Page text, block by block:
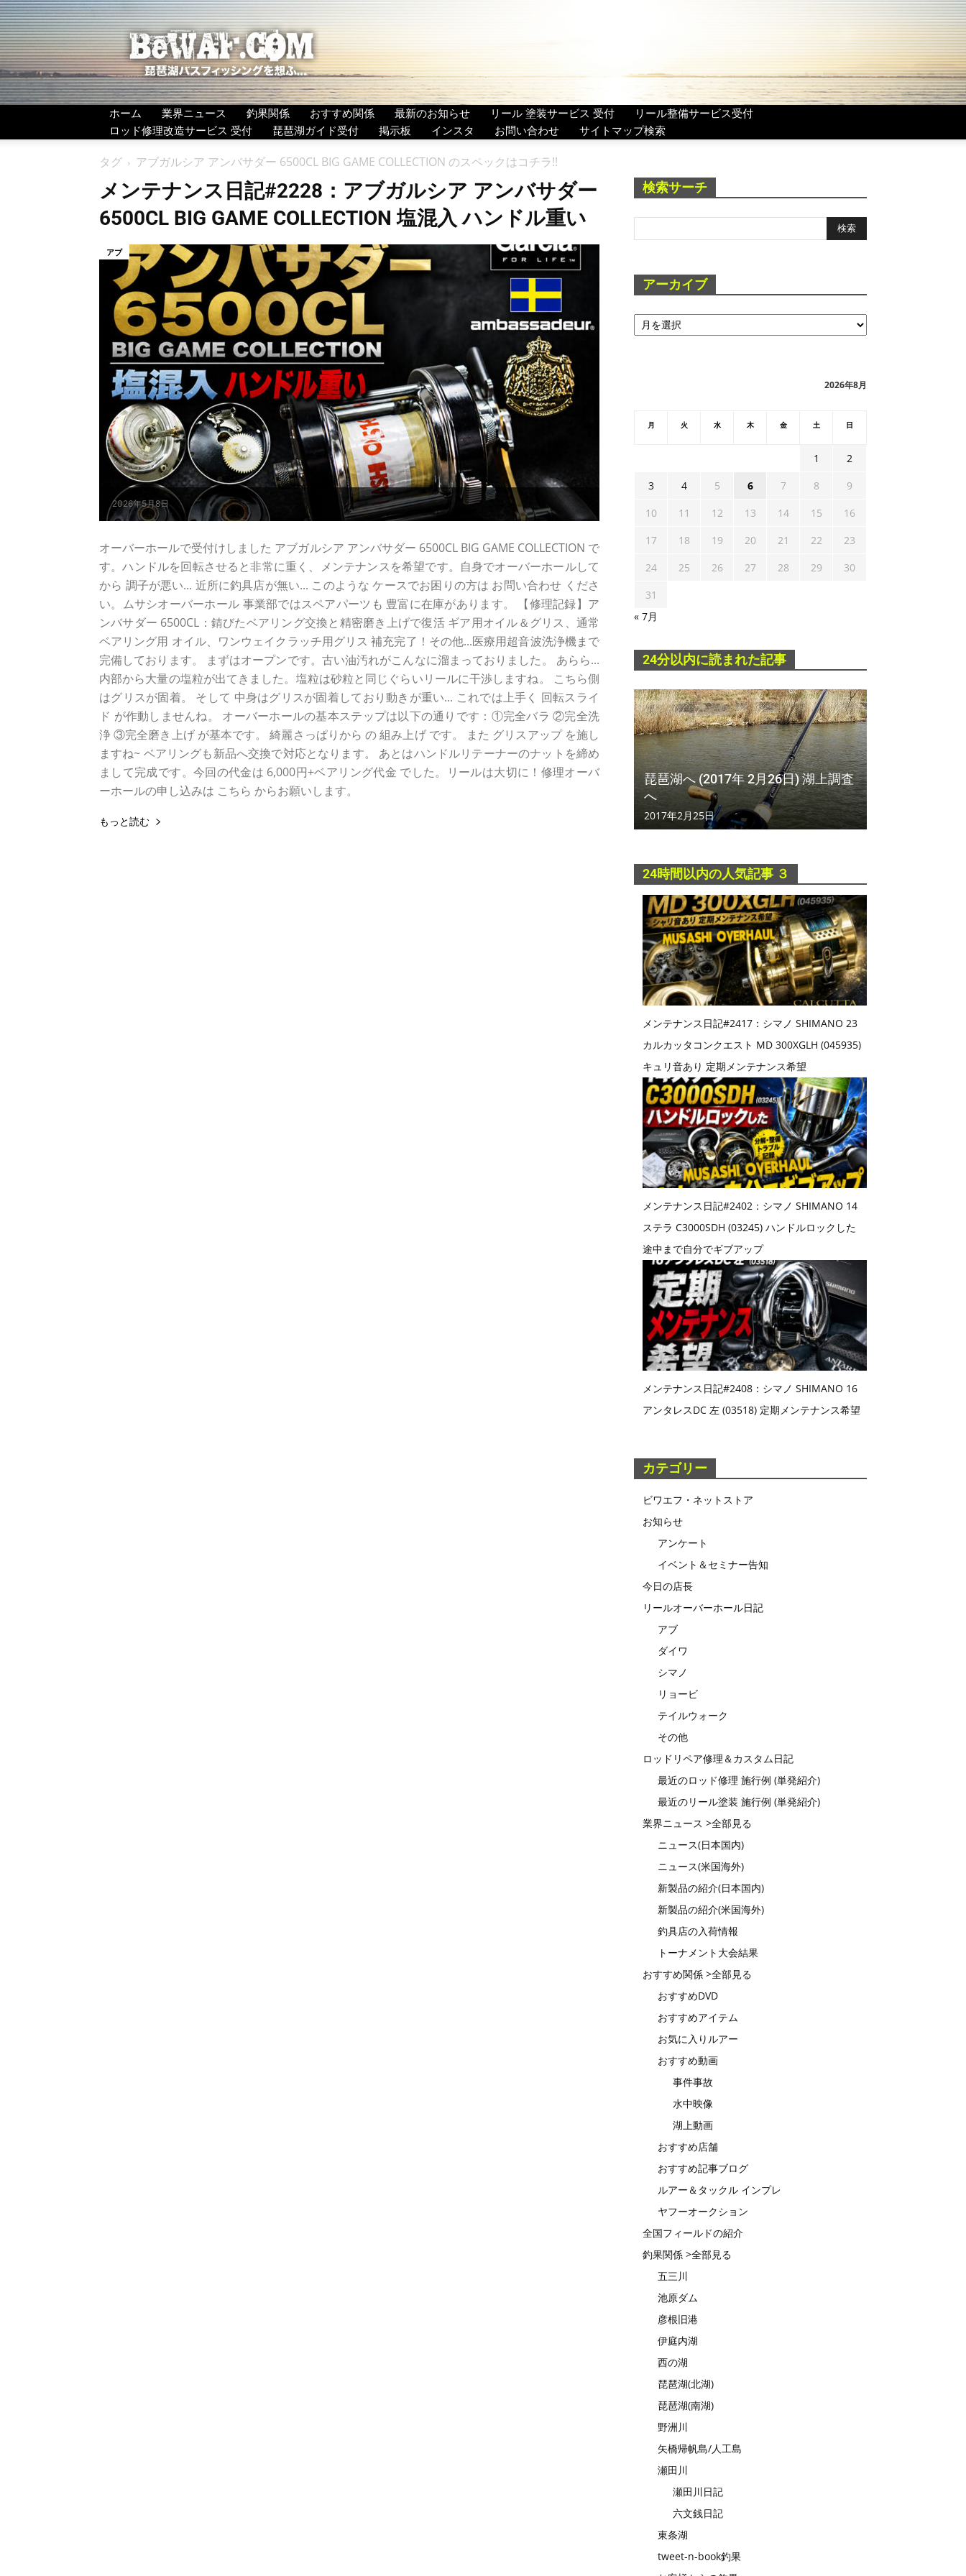
BeWAF
(ビ
ワ
エ
フ）
ホーム 業界ニュース 釣果関係 おすすめ関係 最新のお知らせ リール 塗装サービス 受付
リール整備サービス受付
ロッド修理改造サービス 受付
琵琶湖ガイド受付 掲示板 インスタ お問い合わせ サイトマップ検索
タグ アブガルシア アンバサダー 6500CL BIG GAME COLLECTION のスペックはコチラ!!
メンテナンス日記#2228：アブガルシア アンバサダー
6500CL BIG GAME COLLECTION 塩混入 ハンドル重い
2026年5月8日
アブ
オーバーホールで受付けしました アブガルシア アンバサダー 6500CL BIG GAME COLLECTION で
す。ハンドルを回転させると非常に重く、メンテナンスを希望です。自身でオーバーホールして
から 調子が悪い... 近所に釣具店が無い... このような ケースでお困りの方は お問い合わせ くださ
い。ムサシオーバーホール 事業部ではスペアパーツも 豊富に在庫があります。 【修理記録】ア
ンバサダー 6500CL：錆びたベアリング交換と精密磨き上げで復活 ギア用オイル＆グリス、通常
ベアリング用 オイル、ワンウェイクラッチ用グリス 補充完了！その他...医療用超音波洗浄機まで
完備しております。 まずはオープンです。古い油汚れがこんなに溜まっておりました。 あらら...
内部から大量の塩粒が出てきました。塩粒は砂粒と同じぐらいリールに干渉しますね。 こちら側
はグリスが固着。 そして 中身はグリスが固着しており動きが重い... これでは上手く 回転スライ
ド が作動しませんね。 オーバーホールの基本ステップは以下の通りです：①完全バラ ②完全洗
浄 ③完全磨き上げ が基本です。 綺麗さっぱりから の 組み上げ です。 また グリスアップ を施し
ますね~ ベアリングも新品へ交換で対応となります。 あとはハンドルリテーナーのナットを締め
まして完成です。今回の代金は 6,000円+ベアリング代金 でした。リールは大切に！修理オーバ
ーホールの申し込みは こちら からお願いします。
もっと読む
検索サーチ
アーカイブ
ア
ー
2026年8月
月 火 水 木 金 土 日
1
2
3
4 5 6 7 8
9
10
11 12 13 14 15
16
17
18 19 20 21 22
23
24
25 26 27 28 29
30
31
« 7月
24分以内に読まれた記事
琵琶湖へ (2017年 2月26日) 湖上調査
へ
2017年2月25日
24時間以内の人気記事 ３
メンテナンス日記#2417：シマノ SHIMANO 23
カルカッタコンクエスト MD 300XGLH (045935)
キュリ音あり 定期メンテナンス希望
メンテナンス日記#2402：シマノ SHIMANO 14
ステラ C3000SDH (03245) ハンドルロックした
途中まで自分でギブアップ
メンテナンス日記#2408：シマノ SHIMANO 16
アンタレスDC 左 (03518) 定期メンテナンス希望
カテゴリー
ビワエフ・ネットストア
お知らせ
アンケート
イベント＆セミナー告知
今日の店長
リールオーバーホール日記
アブ
ダイワ
シマノ
リョービ
テイルウォーク
その他
ロッドリペア修理＆カスタム日記
最近のロッド修理 施行例 (単発紹介)
最近のリール塗装 施行例 (単発紹介)
業界ニュース >全部見る
ニュース(日本国内)
ニュース(米国海外)
新製品の紹介(日本国内)
新製品の紹介(米国海外)
釣具店の入荷情報
トーナメント大会結果
おすすめ関係 >全部見る
おすすめDVD
おすすめアイテム
お気に入りルアー
おすすめ動画
事件事故
水中映像
湖上動画
おすすめ店舗
おすすめ記事ブログ
ルアー＆タックル インプレ
ヤフーオークション
全国フィールドの紹介
釣果関係 >全部見る
五三川
池原ダム
彦根旧港
伊庭内湖
西の湖
琵琶湖(北湖)
琵琶湖(南湖)
野洲川
矢橋帰帆島/人工島
瀬田川
瀬田川日記
六文銭日記
東条湖
tweet-n-book釣果